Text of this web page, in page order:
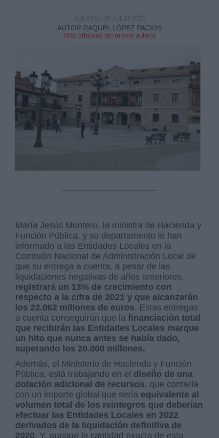
AUTOR RAQUEL LÓPEZ PACIOS
Mas artículos del mismo autor/a
JUEVES, 29 JULIO 2021
María Jesús Montero, la ministra de Hacienda y
Función Pública, y su departamento le han
informado a las Entidades Locales en la
Comisión Nacional de Administración Local de
que su entrega a cuenta, a pesar de las
liquidaciones negativas de años anteriores,
registrará un 13% de crecimiento con
respecto a la cifra de 2021 y que alcanzarán
los 22.062 millones de euros. Estas entregas
a cuenta conseguirán que lafinanciación total
que recibirán las Entidades Locales marque
un hito que nunca antes se había dado,
superando los 20.000 millones.
Además, el Ministerio de Hacienda y Función
Pública, está trabajando en el diseño de una
dotación adicional de recursos, que contaría
con un importe global que sería equivalente al
volumen total de los reintegros que deberían
efectuar las Entidades Locales en 2022
derivados de la liquidación definitiva de
2020. Y, aunque la cantidad exacta de esta